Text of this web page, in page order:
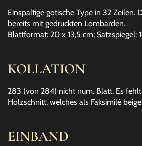
Einspaltige gotische Type in 32 Zeilen.
bereits mit gedruckten Lombarden.
Blattformat: 20 x 13,5 cm; Satzspiegel:
KOLLATION
283 (von 284) nicht num. Blatt. Es
Holzschnitt, welches als Faksimilé
EINBAND